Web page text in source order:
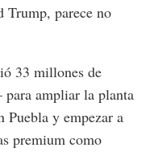
Trump, parece no
33 millones de
ampliar la planta
Puebla y empezar a
premium como